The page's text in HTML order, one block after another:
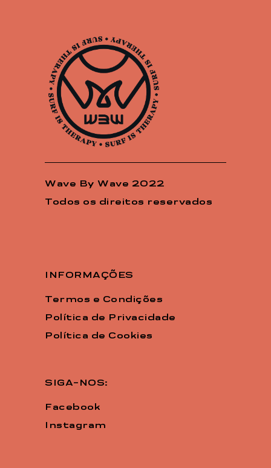
Wave By Wave 2022
Todos os direitos reservados
INFORMAÇÕES
Termos e Condições
Política de Privacidade
Política de Cookies
SIGA-NOS:
Facebook
Instagram